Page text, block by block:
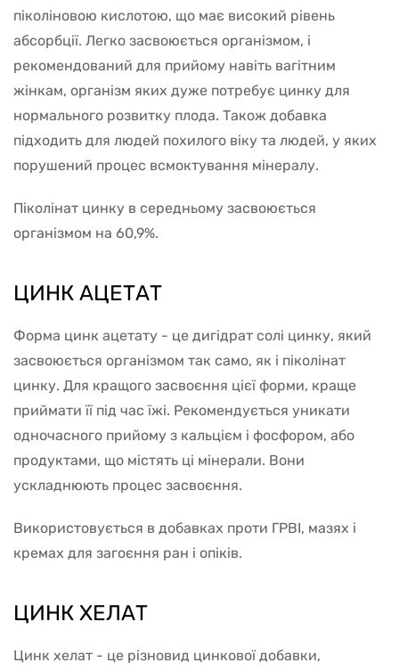
піколіновою кислотою, що має високий рівень
абсорбції. Легко засвоюється організмом, і
рекомендований для прийому навіть вагітним
жінкам, організм яких дуже потребує цинку для
нормального розвитку плода. Також добавка
підходить для людей похилого віку та людей, у яких
порушений процес всмоктування мінералу.
Піколінат цинку в середньому засвоюється
організмом на 60,9%.
ЦИНК АЦЕТАТ
Форма цинк ацетату - це дигідрат солі цинку, який
засвоюється організмом так само, як і піколінат
цинку. Для кращого засвоєння цієї форми, краще
приймати її під час їжі. Рекомендується уникати
одночасного прийому з кальцієм і фосфором, або
продуктами, що містять ці мінерали. Вони
ускладнюють процес засвоєння.
Використовується в добавках проти ГРВІ, мазях і
кремах для загоєння ран і опіків.
ЦИНК ХЕЛАТ
Цинк хелат - це різновид цинкової добавки,